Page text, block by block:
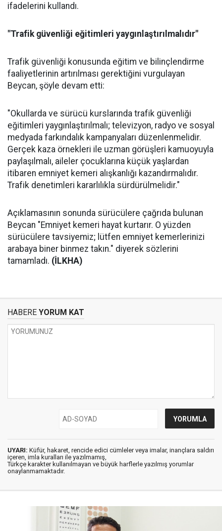
ifadelerini kullandı.
"Trafik güvenliği eğitimleri yaygınlaştırılmalıdır"
Trafik güvenliği konusunda eğitim ve bilinçlendirme
faaliyetlerinin artırılması gerektiğini vurgulayan
Beycan, şöyle devam etti:
"Okullarda ve sürücü kurslarında trafik güvenliği
eğitimleri yaygınlaştırılmalı; televizyon, radyo ve sosyal
medyada farkındalık kampanyaları düzenlenmelidir.
Gerçek kaza örnekleri ile uzman görüşleri kamuoyuyla
paylaşılmalı, aileler çocuklarına küçük yaşlardan
itibaren emniyet kemeri alışkanlığı kazandırmalıdır.
Trafik denetimleri kararlılıkla sürdürülmelidir."
Açıklamasının sonunda sürücülere çağrıda bulunan
Beycan "Emniyet kemeri hayat kurtarır. O yüzden
sürücülere tavsiyemiz; lütfen emniyet kemerlerinizi
arabaya biner binmez takın." diyerek sözlerini
tamamladı. (İLKHA)
HABERE YORUM KAT
UYARI: Küfür, hakaret, rencide edici cümleler veya imalar, inançlara saldırı
içeren, imla kuralları ile yazılmamış,
Türkçe karakter kullanılmayan ve büyük harflerle yazılmış yorumlar
onaylanmamaktadır.